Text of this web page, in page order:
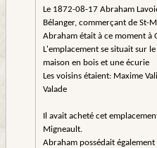
Le 1872-08-17 Abraham
Bélanger, commerçant de St-
Abraham était à ce moment à
L'emplacement se situait sur
maison en bois et une écurie
Les voisins étaient: Maxime
Valade
Il avait acheté cet
Migneault.
Abraham possédait